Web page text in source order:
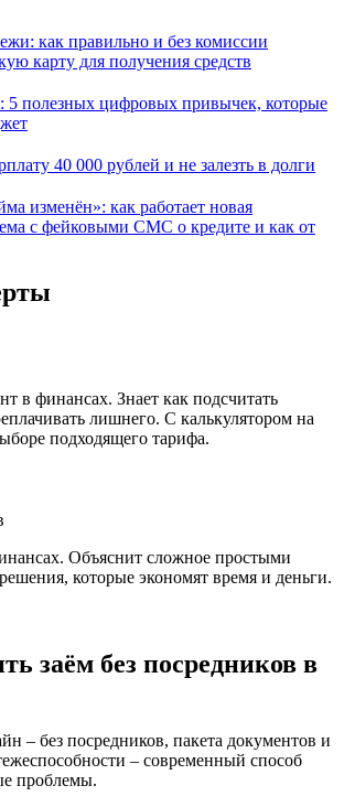
как правильно и без комиссии
карту для получения средств
полезных цифровых привычек, которые
40 000 рублей и не залезть в долги
изменён»: как работает новая
с фейковыми СМС о кредите и как от
в финансах. Знает как подсчитать
лишнего. С калькулятором на
подходящего тарифа.
Объяснит сложное простыми
которые экономят время и деньги.
заём без посредников в
– без посредников, пакета документов и
– современный способ
проблемы.